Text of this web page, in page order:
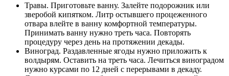
Травы. Приготовьте ванну. Залейте подорожник или
зверобой кипятком. Литр остывшего процеженного
отвара влейте в ванну комфортной температуры.
Принимать ванну нужно треть часа. Повторять
процедуру через день на протяжении декады.
Виноград. Раздавленные ягоды нужно приложить к
волдырям. Оставить на треть часа. Лечиться виноградом
нужно курсами по 12 дней с перерывами в декаду.